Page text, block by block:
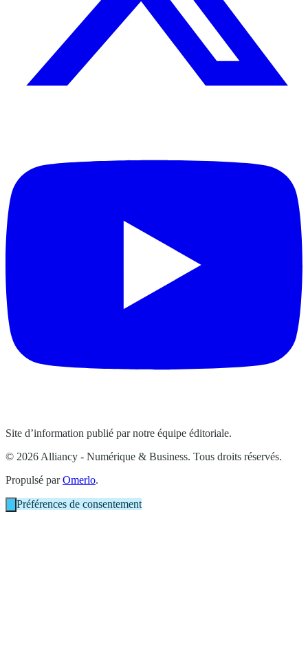
Site d’information publié par notre équipe éditoriale.
© 2026 Alliancy - Numérique & Business. Tous droits réservés.
Propulsé parOmerlo.
Préférences de consentement